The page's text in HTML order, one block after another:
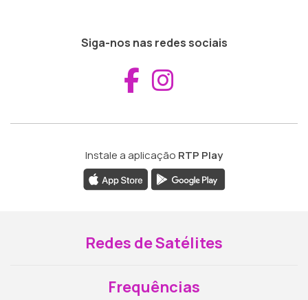
Siga-nos nas redes sociais
Aceder ao
Instale a aplicação RTP Play
Redes de Satélites
Frequências